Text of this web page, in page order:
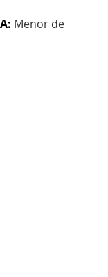
Menor de